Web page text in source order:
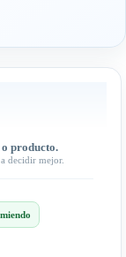
o producto.
decidir mejor.